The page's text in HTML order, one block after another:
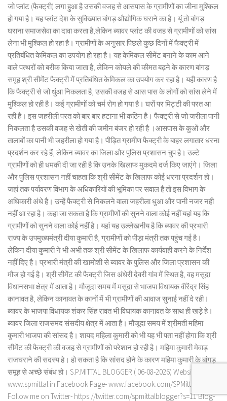
जो प्लांट (फैक्ट्री) लगा हुआ है उसकी वजह से आसपास के ग्रामीणों का जीना मुश्किल
हो गया है। यह प्लांट देश के सुविख्यात बांगड़ औद्योगिक घराने का है। यूं तो बांगड़
घराना समाजसेवा का दावा करता है,लेकिन ब्यावर प्लांट की वजह से ग्रामीणों को सांस
लेना भी मुश्किल हो रहा है। ग्रामीणों के अनुसार पिछले कुछ दिनों में फैक्ट्री में
प्रतिबंधित केमिकल का उपयोग हो रहा है। यह केमिकल सीमेंट बनाने के काम आने
वाले पत्थरों को बरीक किया जाता है, लेकिन कोयले की कीमत बढ़ने के कारण बांगड़
समूह श्री सीमेंट फैक्ट्री में प्रतिबंधित केमिकल का उपयोग कर रहा है। यही कारण है
कि फैक्ट्री से जो धुंआ निकलता है, उसकी वजह से आस पास के लोगों को सांस लेने में
मुश्किल हो रही है। कई ग्रामीणों को चर्म रोग हो गया है। घरों पर मिट्टी की परत आ
रही है। इस जहरीली परत को बार बार हटाना भी कठिन है। फैक्ट्री से जो जरीला पानी
निकलता है उसकी वजह से खेती की जमीन बंजर हो रही है ।आसपास के कुओं और
तालाबों का पानी भी जहरीला हो गया है। पीड़ित ग्रामीण फैक्ट्री के बाहर लगातार धरना
प्रदर्शन कर रहे हैं, लेकिन ब्यावर का जिला और पुलिस प्रशासन चुप है। उल्टे
ग्रामीणों को ही धमकी दी जा रही है कि उनके खिलाफ मुकदमे दर्ज किए जाएंगे। जिला
और पुलिस प्रशासन नहीं चाहता कि श्री सीमेंट के खिलाफ कोई धरना प्रदर्शन हो।
जहां तक पर्यावरण विभाग के अधिकारियों की भूमिका पर सवाल है तो इस विभाग के
अधिकारी अंधे है। उन्हें फैक्ट्री से निकलने वाला जहरीला धुआ और पानी नजर नही
नहीं आ रहा है। कहा जा सकता है कि ग्रामीणों की सुनने वाला कोई नहीं यहां यह कि
ग्रामीणों को सुनने वाला कोई नहीं है। यहां यह उल्लेखनीय है कि ब्यावर की प्रभारी
राज्य के उपमुख्यमंत्री दीया कुमारी है, ग्रामीणों को पीड़ा मंत्री तक पहुंच गई है।
लेकिन दीया कुमारी ने भी अभी तक श्री सीमेंट के खिलाफ कार्यवाही करने के निर्देश
नहीं दिए है। प्रभारी मंत्री की खामोशी से ब्यावर के पुलिस और जिला प्रशासन की
मौज हो गई है। श्री सीमेंट की फैक्ट्री जिस अंधेरी देवरी गांव में स्थित है, वह मसूदा
विधानसभा क्षेत्र में आता है। मौजूदा समय में मसूदा से भाजपा विधायक वीरेंद्र सिंह
कानावत है, लेकिन कानावत के कानों में भी ग्रामीणों की आवाज सुनाई नहीं दे रही।
ब्यावर के भाजपा विधायक शंकर सिंह रावत भी विधायक कानावत के साथ ही खड़े हे।
ब्यावर जिला राजसमंद संसदीय क्षेत्र में आता है। मौजूदा समय में श्रीमती महिमा
कुमारी भाजपा की सांसद है। शायद महिला कुमारी को भी यह भी पता नहीं होगा कि श्री
सीमेंट की फैक्ट्री की वजह से ग्रामीणों को परेशान हो रही है। महिमा कुमारी मेवाड़
राजघराने की सदस्य हे। हो सकता है कि सांसद होने के कारण महिमा कुमारी के बांगड़
समूह से अच्छे संबंध हो। S.P.MITTAL BLOGGER ( 06-08-2026) Website-
www.spmittal.in Facebook Page- www.facebook.com/SPMittalblog
Follow me on Twitter- https://twitter.com/spmittalblogger?s=11 Blog-